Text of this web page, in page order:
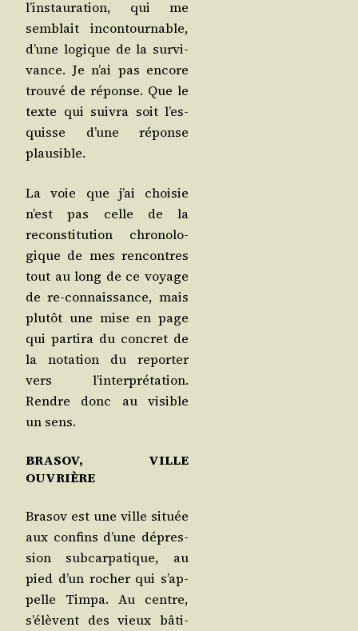
l’ins­tau­ra­tion, qui me
sem­blait incon­tour­nable,
d’une logique de la sur­vi­
vance. Je n’ai pas encore
trou­vé de réponse. Que le
texte qui sui­vra soit l’es­
quisse d’une réponse
plausible.
La voie que j’ai choi­sie
n’est pas celle de la
recons­ti­tu­tion chro­no­lo­
gique de mes ren­contres
tout au long de ce voyage
de re-connais­sance, mais
plu­tôt une mise en page
qui par­ti­ra du concret de
la nota­tion du repor­ter
vers l’in­ter­pré­ta­tion.
Rendre donc au visible
un sens.
BRASOV, VILLE
OUVRIÈRE
Bra­sov est une ville située
aux confins d’une dépres­
sion sub­car­pa­tique, au
pied d’un rocher qui s’ap­
pelle Tim­pa. Au centre,
s’é­lèvent des vieux bâti­